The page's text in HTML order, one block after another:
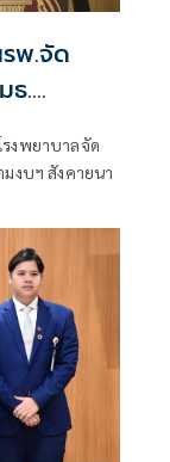
พ.จัด
ธ.
รงพยาบาลจัด
มงบฯ สังคายนา